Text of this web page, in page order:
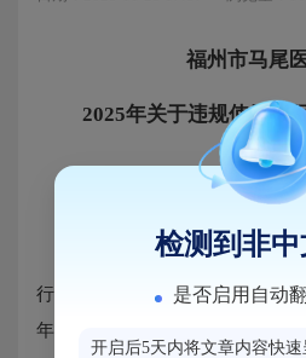
福州市马尾
2025年关于违规使用医
报
马尾区各定点医药机构：
为加强基金监管工作，整治
行为，做好医保基金管理突出
年来发现和处理的违规使用医保
检测到非
是否启用自动
开启后5天内将文章内容快